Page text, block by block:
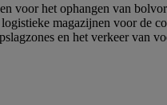
voor het ophangen van
magazijnen voor de
en het verkeer van